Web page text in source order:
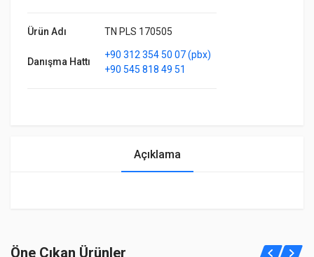
Ürün Adı TN PLS 170505
Danışma Hattı
+90 312 354 50 07 (pbx)
+90 545 818 49 51
Açıklama
Öne Çıkan Ürünler